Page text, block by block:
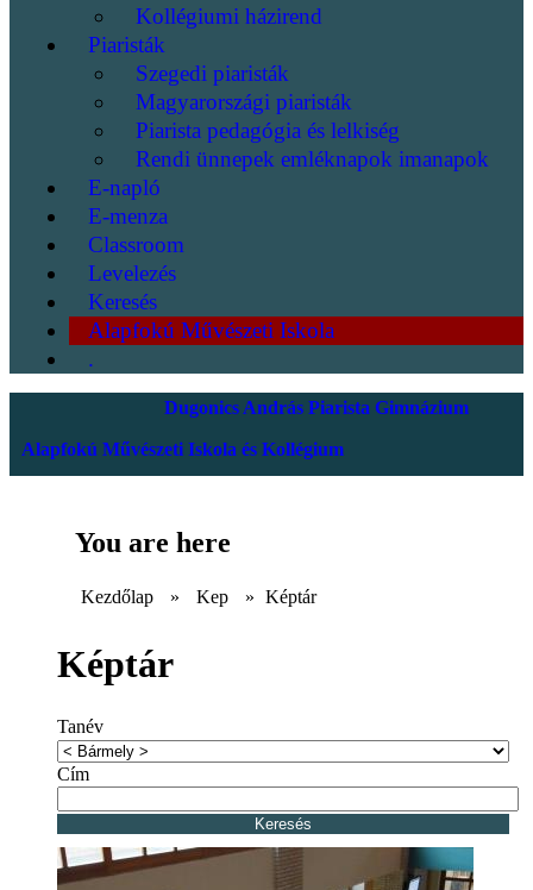
Kollégiumi házirend
Piaristák
Szegedi piaristák
Magyarországi piaristák
Piarista pedagógia és lelkiség
Rendi ünnepek emléknapok imanapok
E-napló
E-menza
Classroom
Levelezés
Keresés
Alapfokú Művészeti Iskola
.
Dugonics András Piarista Gimnázium
Alapfokú Művészeti Iskola és Kollégium
You are here
Kezdőlap » Kep » Képtár
Képtár
Tanév
Cím